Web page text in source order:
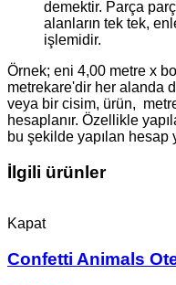
demektir. Parça
alanların tek tek,
işlemidir.
Örnek; eni 4,00 metre x
metrekare'dir her alanda
veya bir cisim, ürün,
hesaplanır. Özellikle
bu şekilde yapılan hesap
İlgili ürünler
Kapat
Confetti Animals